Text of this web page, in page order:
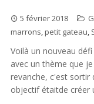
5 février 2018
marrons,petit gateau,
Voilà un nouveau
avec un thème que
revanche, c'est
objectif étaitde créer